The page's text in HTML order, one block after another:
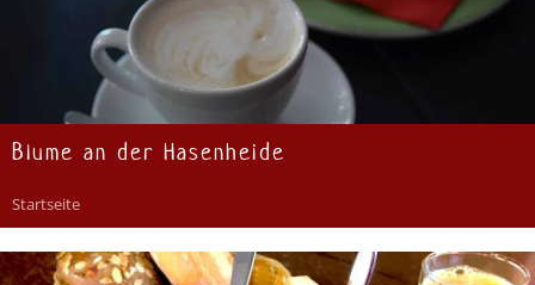
Blume an der Hasenheide
Startseite